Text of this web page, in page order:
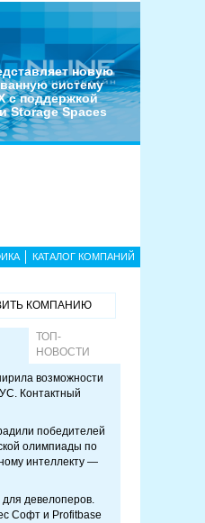
новую
систему
с поддержкой
Storage Spaces
КАТАЛОГ КОМПАНИЙ
КОМПАНИЮ
ТОП-
НОВОСТИ
возможности
Контактный
победителей
олимпиады по
интеллекту —
девелоперов.
Софт и Profitbase